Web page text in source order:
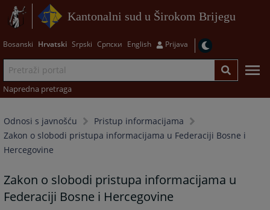
Kantonalni sud u Širokom Brijegu
Bosanski Hrvatski Srpski Српски English Prijava
Napredna pretraga
Odnosi s javnošću
Pristup informacijama
Zakon o slobodi pristupa informacijama u Federaciji Bosne i
Hercegovine
Zakon o slobodi pristupa informacijama u
Federaciji Bosne i Hercegovine